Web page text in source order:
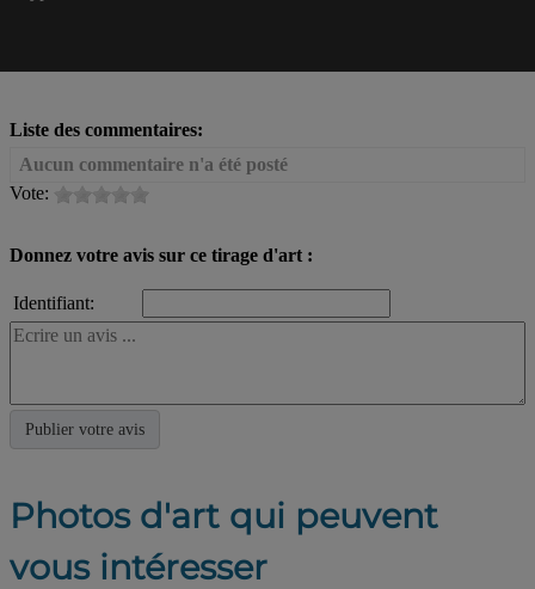
Liste des commentaires:
Aucun commentaire n'a été posté
Vote:
Donnez votre avis sur ce tirage d'art :
Identifiant:
Photos d'art qui peuvent
vous intéresser